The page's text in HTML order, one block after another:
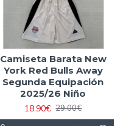
Camiseta Barata New
York Red Bulls Away
Segunda Equipación
2025/26 Niño
18.90€ 29.00€